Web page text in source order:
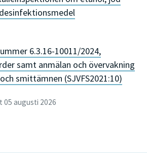
6.3.16-10011/2024,
samt anmälan och övervakning
smittämnen (SJVFS2021:10)
05 augusti 2026